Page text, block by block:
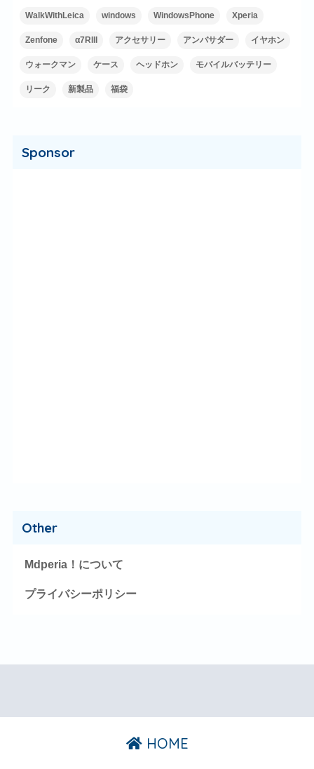
WalkWithLeica windows WindowsPhone Xperia
Zenfone α7RIII アクセサリー アンバサダー イヤホン
ウォークマン ケース ヘッドホン モバイルバッテリー
リーク 新製品 福袋
Sponsor
Other
Mdperia！について
プライバシーポリシー
HOME